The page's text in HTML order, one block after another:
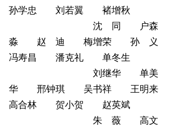
孙学忠 刘若翼 褚增秋
沈 同 户森
淼 赵 迪 梅增荣 孙 义
冯寿昌 潘克礼 单冬生
刘继华 单美
华 邢钟琪 吴书祥 王明来
高合林 贺小贺 赵英斌
朱 薇 高文